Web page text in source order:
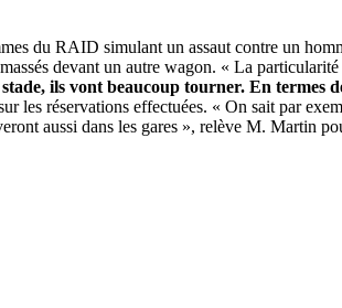
du RAID simulant un assaut contre un
devant un autre wagon. « La
ils vont beaucoup tourner. En termes
les réservations effectuées. « On sait par
aussi dans les gares », relève M. Martin